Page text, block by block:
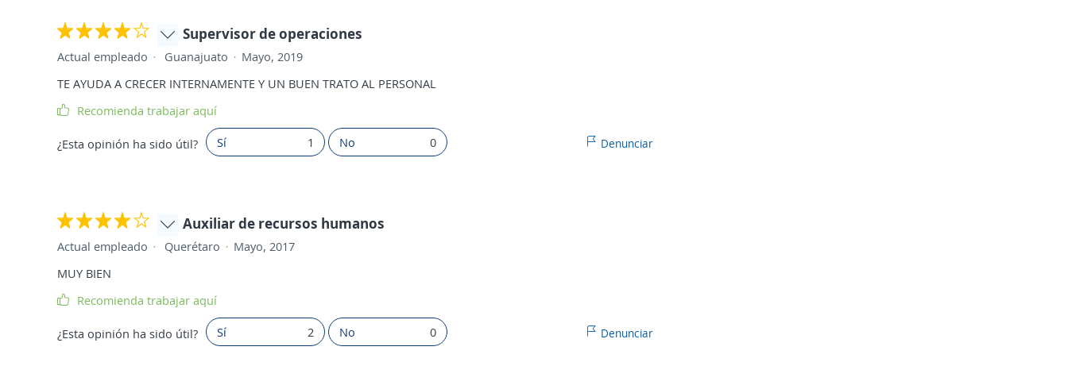
Supervisor de operaciones
Actual empleado Guanajuato
Mayo, 2019
TE AYUDA A CRECER INTERNAMENTE Y UN BUEN TRATO AL PERSONAL
Recomienda trabajar aquí
¿Esta opinión ha sido útil? Sí 1 No 0 Denunciar
Auxiliar de recursos humanos
Actual empleado Querétaro
Mayo, 2017
MUY BIEN
Recomienda trabajar aquí
¿Esta opinión ha sido útil? Sí 2 No 0 Denunciar